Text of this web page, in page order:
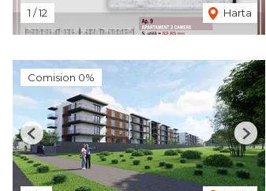
1 /12 Harta
Comision 0%
Previous Next